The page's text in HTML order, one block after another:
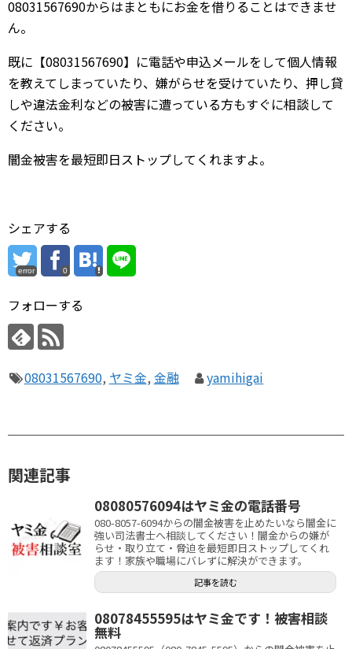
08031567690からはまともにお金を借りることはできませ
ん。
既に【08031567690】に電話や申込メールをして個人情報
を教えてしまっていたり、嫌がらせを受けていたり、押し貸
しや違法金利などの被害に遭っている方もすぐに相談して
ください。
闇金被害を最短即日ストップしてくれますよ。
シェアする
error 0
フォローする
08031567690, ヤミ金, 金融 yamihigai
関連記事
08080576094はヤミ金の電話番号
080-8057-6094からの闇金被害を止めたいなら闇金に
強い司法書士へ相談してください！闇金からの嫌が
らせ・取り立て・脅迫を最短即日ストップしてくれ
ます！家族や職場にバレずに解決ができます。
記事を読む
08078455595はヤミ金です！被害相談
無料